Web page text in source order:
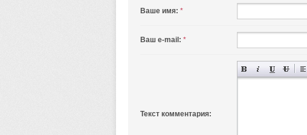
Ваше имя: *
Ваш e-mail: *
Текст комментария: